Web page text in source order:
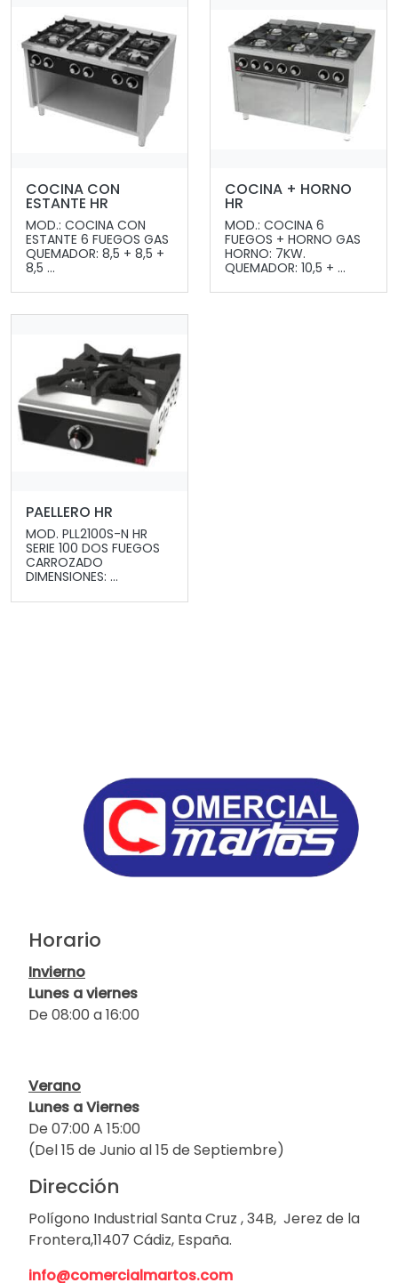
COCINA CON
ESTANTE HR
MOD.: COCINA CON
ESTANTE 6 FUEGOS GAS
QUEMADOR: 8,5 + 8,5 +
8,5 ...
COCINA + HORNO
HR
MOD.: COCINA 6
FUEGOS + HORNO GAS
HORNO: 7KW.
QUEMADOR: 10,5 + ...
PAELLERO HR
MOD. PLL2100S-N HR
SERIE 100 DOS FUEGOS
CARROZADO
DIMENSIONES: ...
Horario
Invierno
Lunes a viernes
De 08:00 a 16:00
Verano
Lunes a Viernes
De 07:00 A 15:00
(Del 15 de Junio al 15 de Septiembre)
Dirección
Polígono Industrial Santa Cruz , 34B, Jerez de la
Frontera,11407 Cádiz, España.
info@comercialmartos.com